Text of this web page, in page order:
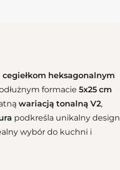
heksagonalnym
formacie 5x25 cm
wariacją tonalną V2,
podkreśla unikalny
wybór do kuchni i